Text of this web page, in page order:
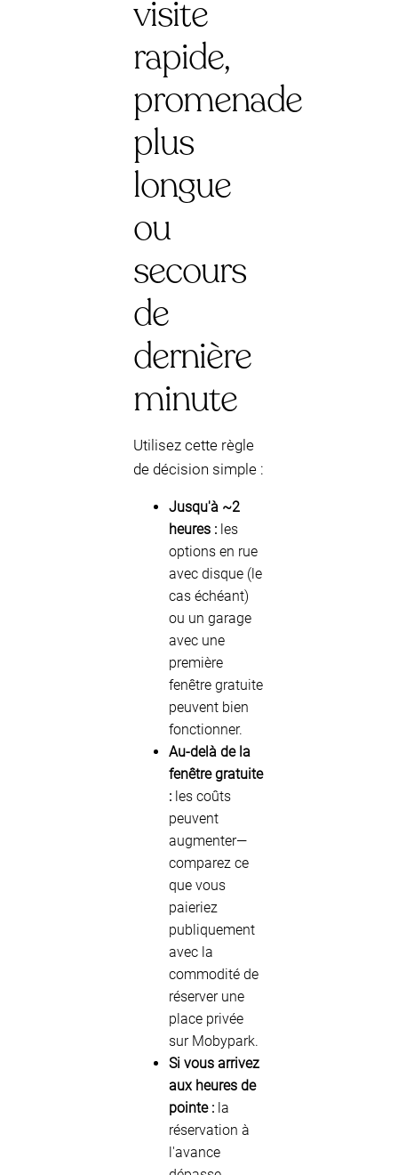
visite
rapide,
promenade
plus
longue
ou
secours
de
dernière
minute
Utilisez cette règle
de décision simple :
Jusqu'à ~2
heures : les
options en rue
avec disque (le
cas échéant)
ou un garage
avec une
première
fenêtre gratuite
peuvent bien
fonctionner.
Au-delà de la
fenêtre gratuite
: les coûts
peuvent
augmenter—
comparez ce
que vous
paieriez
publiquement
avec la
commodité de
réserver une
place privée
sur Mobypark.
Si vous arrivez
aux heures de
pointe : la
réservation à
l'avance